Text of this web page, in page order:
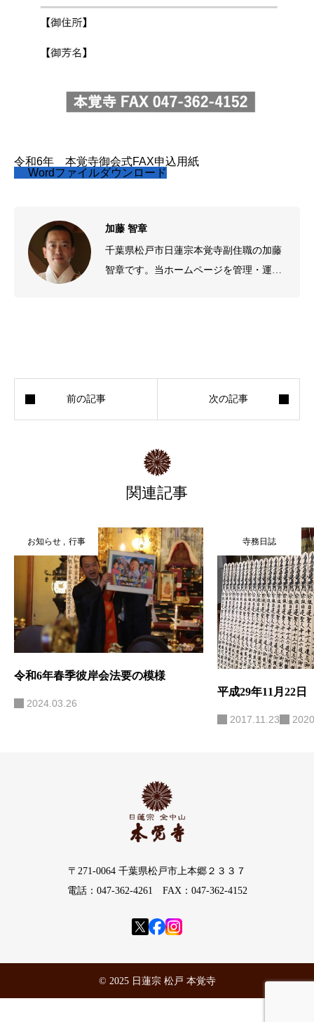
令和6年 本覚寺御会式FAX申込用紙
Wordファイルダウンロード
加藤 智章
千葉県松戸市日蓮宗本覚寺副住職の加藤
智章です。当ホームページを管理・運営
関連記事
お知らせ 行事
令和6年春季彼岸会法要の模様
2024.03.26
寺務日誌
平成29年11月22日
2017.11.23
〒271-0064 千葉県松戸市上本郷２３３７
電話：047-362-4261 FAX：047-362-4152
© 2025 日蓮宗 松戸 本覚寺